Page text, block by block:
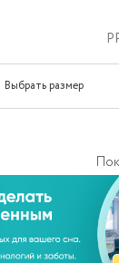
Выбрать размер